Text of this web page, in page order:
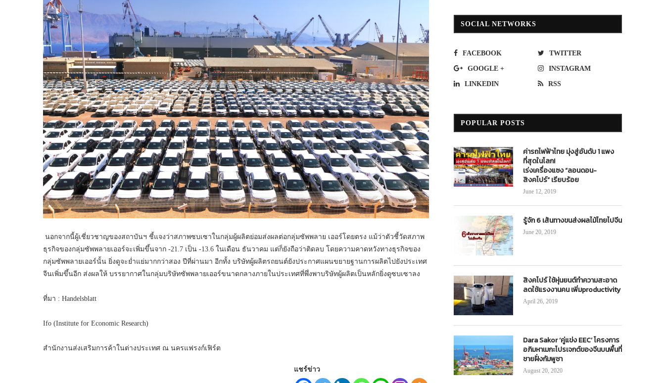
นอกจากนี้ผู้เชี่ยวชาญของสถาบันฯ ชี้แจงว่าสภาพซบเซาในกลุ่มผู้ผลิตย่อมส่งผลต่อกลุ่มซัพพลาย เออร์โดยตรง แม้ว่าตัวชี้วัดสภาพ
ธุรกิจของกลุ่มซัพพลายเออร์จะเพิ่มขึ้นจาก -21.7 เป็น -13.6 ในเดือน ธันวาคม แต่ก็ยังถือว่าติดลบ โดยความคาดหวังทางธุรกิจของ
กลุ่มซัพพลายเออร์นั้น ยิ่งดูจะย่ำแย่มากกว่าสอง ปีที่ผ่านมา อีกทั้ง บริษัทผู้ผลิตรถยนต์ยังประกาศแผนขยายฐานการผลิตไปยังประเทศ
จีนเพิ่มขึ้นอีก ส่งผลให้ บรรยากาศในกลุ่มบริษัทซัพพลายเออร์ขนาดกลางภายในประเทศที่พึ่งพาบริษัทผู้ผลิตเป็นหลักยิ่งดูซบเซาลง
ที่มา : Handelsblatt
Ifo (Institute for Economic Research)
สำนักงานส่งเสริมการค้าในต่างประเทศ ณ นครแฟรงก์เฟิร์ต
แชร์ข่าว
SOCIAL NETWORKS
FACEBOOK TWITTER
GOOGLE + INSTAGRAM
LINKEDIN RSS
POPULAR POSTS
ค่ารถไฟฟ้าไทย มุ่งสู่อันดับ 1 แพง
ที่สุดในโลก!
เร่งเครื่องแซง “ลอนดอน-
สิงคโปร์” เรียบร้อย
June 12, 2019
รู้จัก 6 เส้นทางขนส่งผลไม้ไทยไปจีน
June 20, 2019
สิงคโปร์ ใช้หุ่นยนต์ทำความสะอาด
ลดใช้แรงงานคน เพิ่มproductivity
April 26, 2019
Dara Sakor ‘คู่แข่ง EEC’ โครงการ
อภิมหาเมกะโปรเจกต์ของจีนบนพื้นที่
ชายฝั่งกัมพูชา
August 20, 2020